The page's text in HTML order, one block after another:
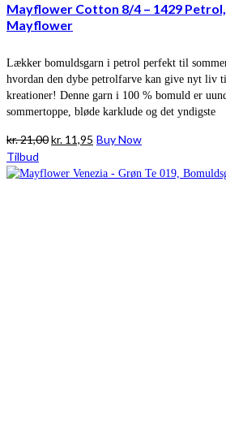
Mayflower Cotton 8/4 – 1429
Mayflower
Lækker bomuldsgarn i petrol perfekt til
hvordan den dybe petrolfarve kan give nyt liv
kreationer! Denne garn i 100 % bomuld er
sommertoppe, bløde karklude og det yndigste
kr.21,00Den
pris
kr. 11,95 Den
pris
Buy Now
Tilbud